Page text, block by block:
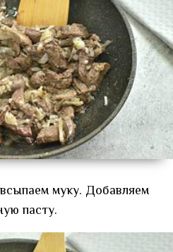
муку. Добавляем
пасту.